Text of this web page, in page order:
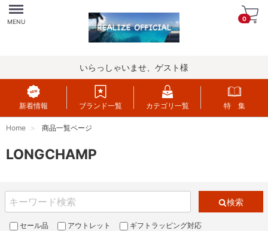
Menu
MENU 0
いらっしゃいませ、ゲスト様
新着情報 ブランド一覧 カテゴリ一覧 特 集
Home 商品一覧ページ
LONGCHAMP
検索
セール品 アウトレット ギフトラッピング対応